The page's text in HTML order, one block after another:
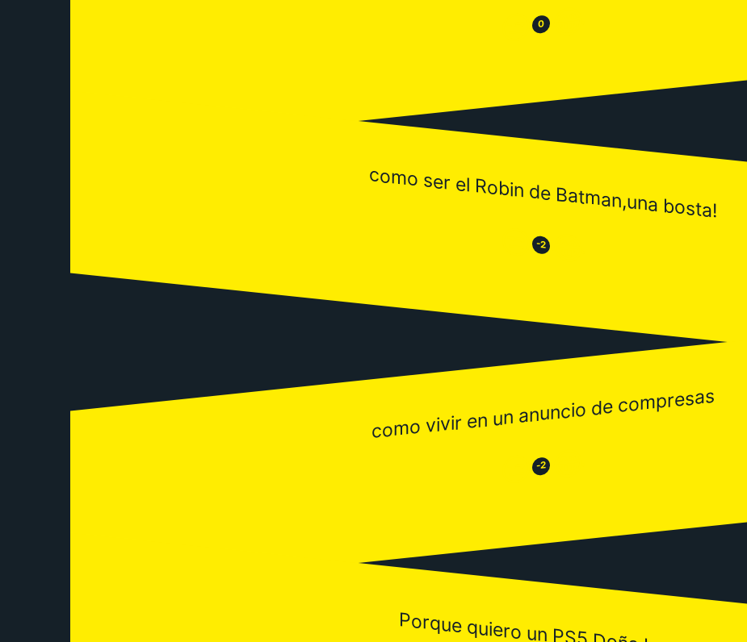
😒 0 😂
como ser el Robin de Batman,una bosta!
😒 -2 😂
como vivir en un anuncio de compresas
😒 -2 😂